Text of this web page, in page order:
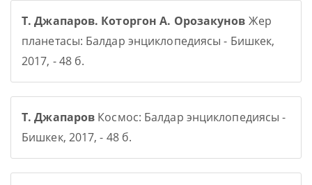
Т. Джапаров. Которгон А. Орозакунов Жер
планетасы: Балдар энциклопедиясы - Бишкек,
2017, - 48 б.
Т. Джапаров Космос: Балдар энциклопедиясы -
Бишкек, 2017, - 48 б.